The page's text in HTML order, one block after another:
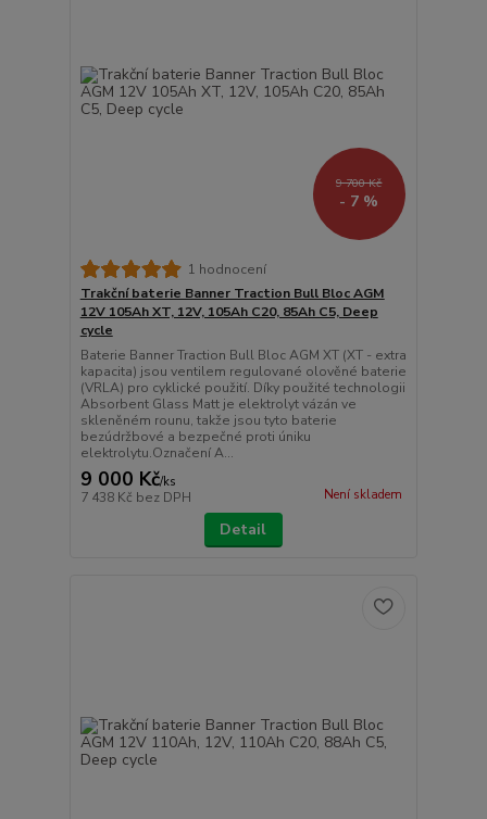
9 700 Kč
- 7 %
1 hodnocení
Trakční baterie Banner Traction Bull Bloc AGM
12V 105Ah XT, 12V, 105Ah C20, 85Ah C5, Deep
cycle
Baterie Banner Traction Bull Bloc AGM XT (XT - extra
kapacita) jsou ventilem regulované olověné baterie
(VRLA) pro cyklické použití. Díky použité technologii
Absorbent Glass Matt je elektrolyt vázán ve
skleněném rounu, takže jsou tyto baterie
bezúdržbové a bezpečné proti úniku
elektrolytu.Označení A...
9 000 Kč/ks
7 438 Kč bez DPH Není skladem
Detail